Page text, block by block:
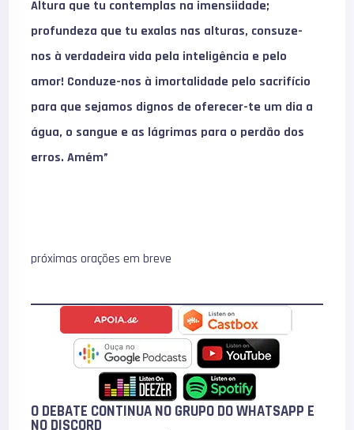
Altura que tu contemplas na imensiidade;
profundeza que tu exalas nas alturas, consuze-
nos à verdadeira vida pela inteligência e pelo
amor! Conduze-nos à imortalidade pelo sacrifício
para que sejamos dignos de oferecer-te um dia a
água, o sangue e as lágrimas para o perdão dos
erros. Amém”
próximas orações em breve
O DEBATE CONTINUA NO GRUPO DO WHATSAPP E
NO DISCORD